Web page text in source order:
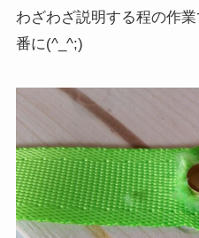
わざわざ説明する程の作
番に(^_^;)